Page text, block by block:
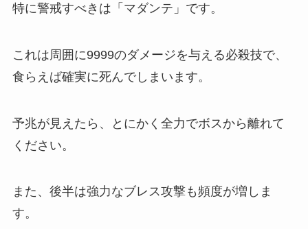
特に警戒すべきは「マダンテ」です。
これは周囲に9999のダメージを与える必殺技で、
食らえば確実に死んでしまいます。
予兆が見えたら、とにかく全力でボスから離れて
ください。
また、後半は強力なブレス攻撃も頻度が増しま
す。